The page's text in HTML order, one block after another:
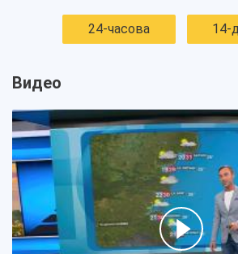
24-часова 14-
Видео